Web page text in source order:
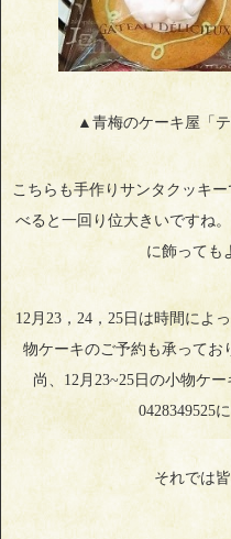
▲青梅のケーキ屋「
こちらも手作りサンタクッキ
べると一回り位大きいですね
に飾っても
12月23，24，25日は時間によ
物ケーキのご予約も承ってお
尚、12月23~25日の小物ケ
0428349525
それでは